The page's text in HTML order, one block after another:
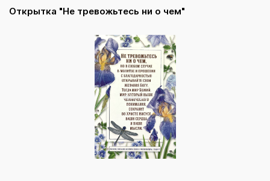
Открытка "Не тревожьтесь ни о чем"